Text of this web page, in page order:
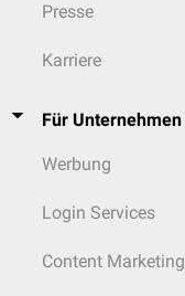
Presse
Karriere
Für Unternehmen
Werbung
Login Services
Content Marketing